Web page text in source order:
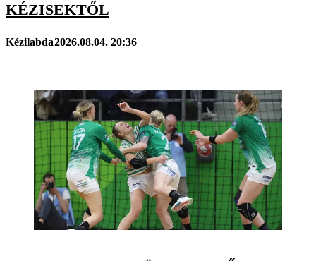
KÉZISEKTŐL
Kézilabda2026.08.04. 20:36